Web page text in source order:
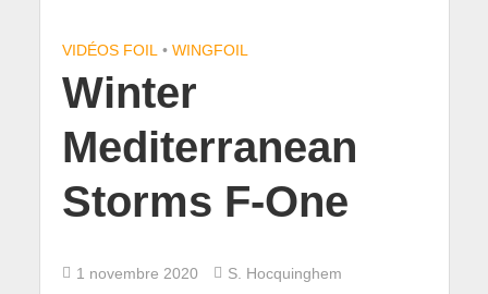
VIDÉOS FOIL • WINGFOIL
Winter
Mediterranean
Storms F-One
1 novembre 2020
S. Hocquinghem